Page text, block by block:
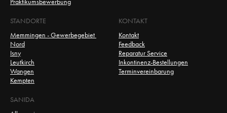
STANDORTE
Memmingen - Gewerbegebiet
Nord
Isny
Leutkirch
Wangen
Kempten
KONTAKT
Kontakt
Feedback
Reparatur Service
Inkontinenz-Bestellungen
Terminvereinbarung
SANIDA